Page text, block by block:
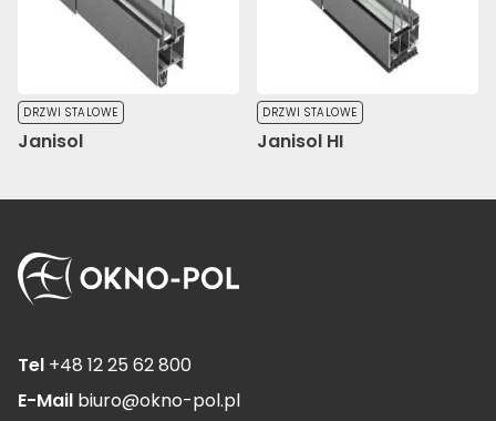
DRZWI STALOWE
Janisol
DRZWI STALOWE
Janisol HI
Tel +48 12 25 62 800
E-Mail biuro@okno-pol.pl